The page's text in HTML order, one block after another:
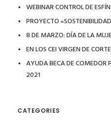
WEBINAR CONTROL DE
PROYECTO
8 DE MARZO: DÍA DE LA
EN LOS CEI VIRGEN DE
AYUDA BECA DE COMEDOR
2021
CATEGORIES